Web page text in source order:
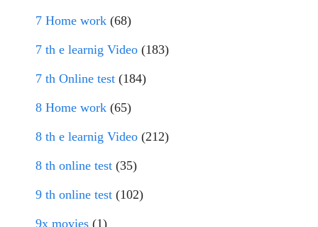
7 Home work (68)
7 th e learnig Video (183)
7 th Online test (184)
8 Home work (65)
8 th e learnig Video (212)
8 th online test (35)
9 th online test (102)
9x movies (1)